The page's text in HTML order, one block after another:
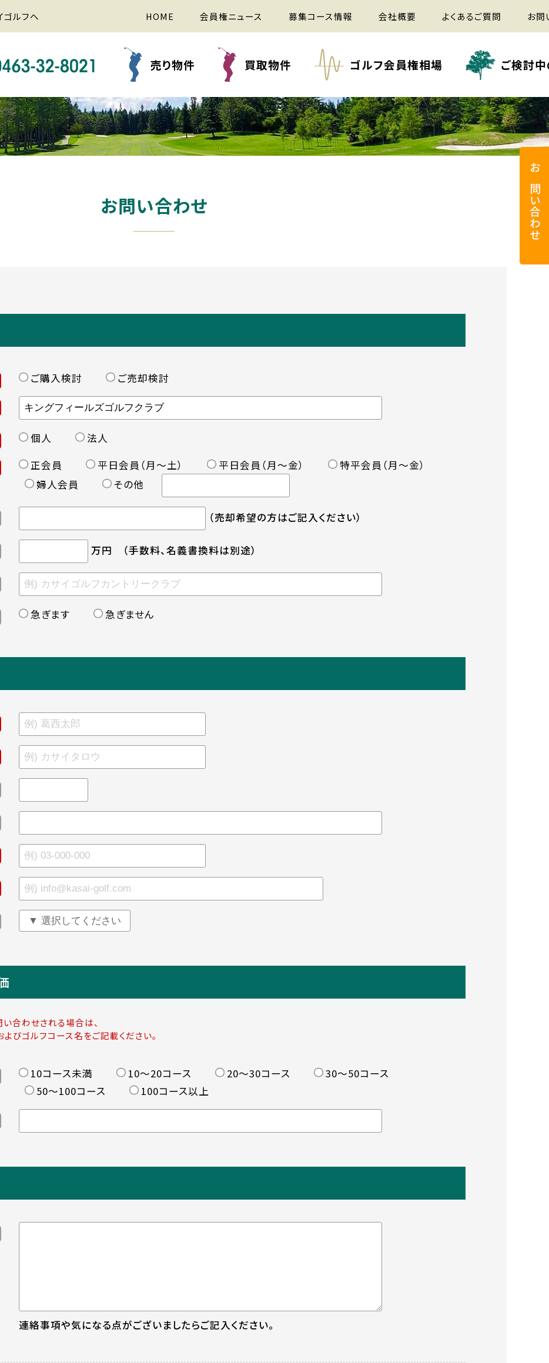
ルフへ HOME 会員権ニュース 募集コース情報 会社概要 よくあるご質問 お問
売り物件 買取物件 ゴルフ会員権相場 ご検討
お問い合わせ
ご購入検討 ご売却検討
個人 法人
正会員 平日会員（月〜土） 平日会員（月〜金）
特平会員（月〜金）
婦人会員
その他
（売却希望の方はご記入ください）
万円 （手数料、名義書換料は別途）
急ぎます 急ぎません
合わせされる場合は、
びゴルフコース名をご記載ください。
10コース未満 10〜20コース 20〜30コース
30〜50コース
50〜100コース
100コース以上
連絡事項や気になる点がございましたらご記入ください。
お問い合わせ